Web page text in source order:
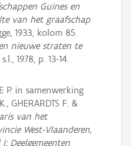
Guines en
van het graafschap
1933, kolom 85.
nieuwe straten te
1978, p. 13-14.
P. in samenwerking
GHERARDTS F. &
van het
West-Vlaanderen,
Deelgemeenten